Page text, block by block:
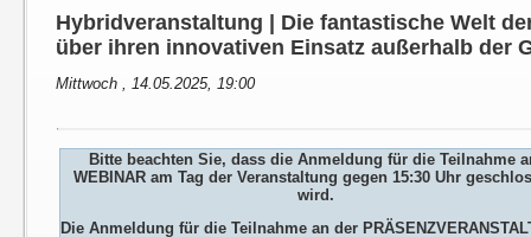
Hybridveranstaltung | Die fantastische Welt
über ihren innovativen Einsatz außerhalb der
Mittwoch , 14.05.2025, 19:00
Bitte beachten Sie, dass die Anmeldung für die Teilnahme
WEBINAR am Tag der Veranstaltung gegen 15:30 Uhr
wird.
Die Anmeldung für die Teilnahme an der